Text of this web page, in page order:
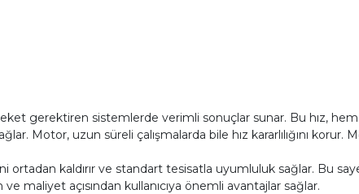
gerektiren sistemlerde verimli sonuçlar sunar. Bu hız,
Motor, uzun süreli çalışmalarda bile hız kararlılığını korur.
ortadan kaldırır ve standart tesisatla uyumluluk sağlar. Bu
maliyet açısından kullanıcıya önemli avantajlar sağlar.